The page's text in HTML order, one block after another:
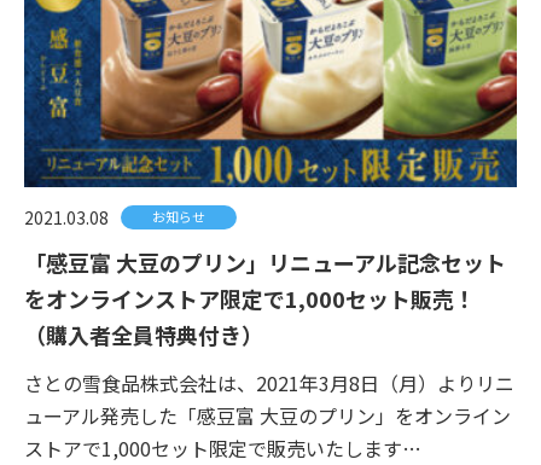
2021.03.08 お知らせ
「感豆富 大豆のプリン」リニューアル記念セット
をオンラインストア限定で1,000セット販売！
（購入者全員特典付き）
さとの雪食品株式会社は、2021年3月8日（月）よりリニ
ューアル発売した「感豆富 大豆のプリン」をオンライン
ストアで1,000セット限定で販売いたします…